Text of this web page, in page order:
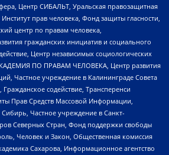
Центр СИБАЛЬТ, Уральская правозащитная
прав человека, Фонд защиты гласности,
центр по правам человека,
гражданских инициатив и социального
Центр независимых социологических
ПО ПРАВАМ ЧЕЛОВЕКА, Центр развития
Частное учреждение в Калининграде Совета
содействие, Трансперенси
Прав Средств Массовой Информации,
Сибирь, Частное учреждение в Санкт-
Северных Стран, Фонд поддержки свободы
Человек и Закон, Общественная комиссия
Сахарова, Информационное агентство